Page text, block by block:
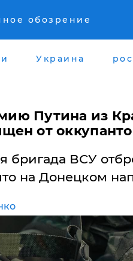
обозрение
Украина
Путина из
от
бригада ВСУ
на Донецком